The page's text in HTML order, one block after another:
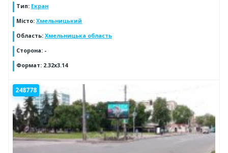
Тип: Екран
Місто: Хмельницький
Область: Хмельницька область
Сторона: -
Формат: 2.32x3.14
248778